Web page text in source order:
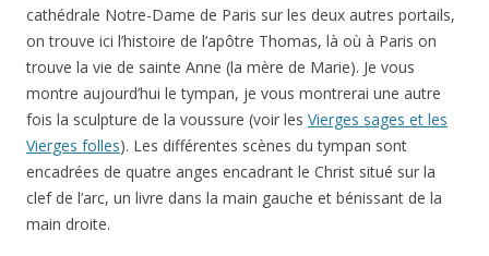
cathédrale Notre-Dame de Paris sur les deux autres portails,
on trouve ici l’histoire de l’apôtre Thomas, là où à Paris on
trouve la vie de sainte Anne (la mère de Marie). Je vous
montre aujourd’hui le tympan, je vous montrerai une autre
fois la sculpture de la voussure (voir les Vierges sages et les
Vierges folles). Les différentes scènes du tympan sont
encadrées de quatre anges encadrant le Christ situé sur la
clef de l’arc, un livre dans la main gauche et bénissant de la
main droite.